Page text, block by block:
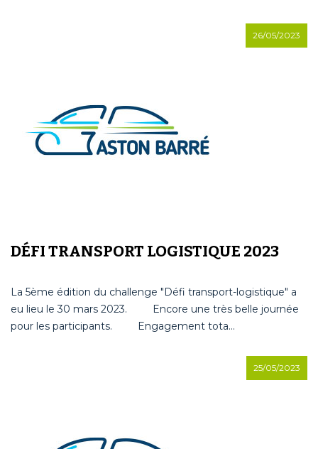
26/05/2023
DÉFI TRANSPORT LOGISTIQUE 2023
La 5ème édition du challenge "Défi transport-logistique" a
eu lieu le 30 mars 2023. Encore une très belle journée
pour les participants. Engagement tota...
25/05/2023